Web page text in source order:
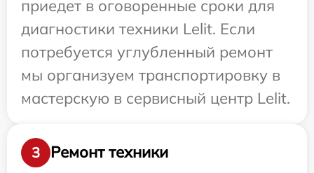
приедет в оговоренные сроки для
диагностики техники Lelit. Если
потребуется углубленный ремонт
мы организуем транспортировку в
мастерскую в сервисный центр Lelit.
3
Ремонт техники